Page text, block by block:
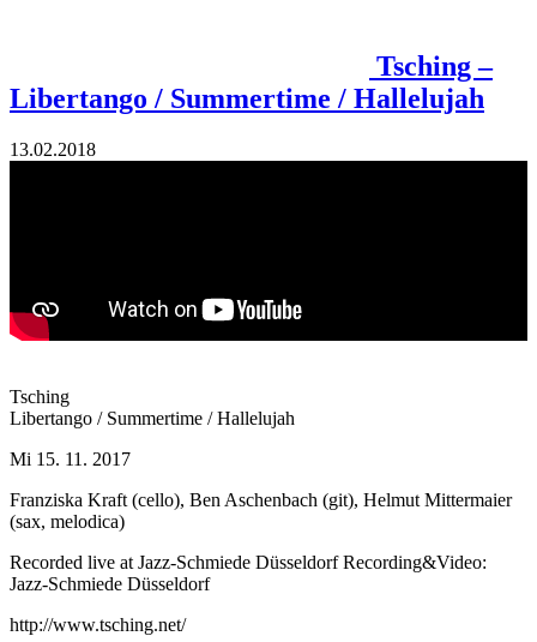
Tsching –
Libertango / Summertime / Hallelujah
13.02.2018
Tsching
Libertango / Summertime / Hallelujah
Mi 15. 11. 2017
Franziska Kraft (cello), Ben Aschenbach (git), Helmut Mittermaier
(sax, melodica)
Recorded live at Jazz-Schmiede Düsseldorf Recording&Video:
Jazz-Schmiede Düsseldorf
http://www.tsching.net/